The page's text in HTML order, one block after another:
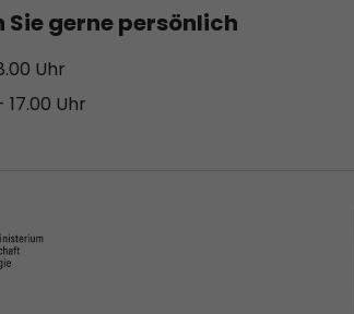
gerne persönlich
Uhr
Uhr